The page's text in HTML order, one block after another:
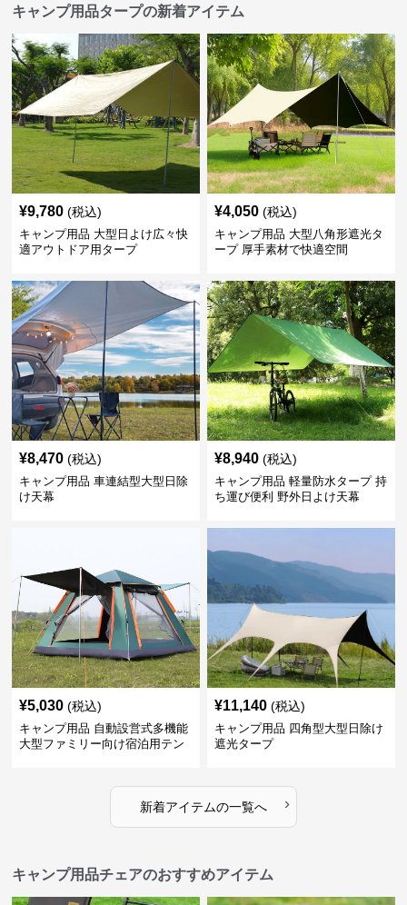
キャンプ用品タープの新着アイテム
¥9,780 (税込)
キャンプ用品 大型日よけ広々快
適アウトドア用タープ
¥4,050 (税込)
キャンプ用品 大型八角形遮光タ
ープ 厚手素材で快適空間
¥8,470 (税込)
キャンプ用品 車連結型大型日除
け天幕
¥8,940 (税込)
キャンプ用品 軽量防水タープ 持
ち運び便利 野外日よけ天幕
¥5,030 (税込)
キャンプ用品 自動設営式多機能
大型ファミリー向け宿泊用テン
¥11,140 (税込)
キャンプ用品 四角型大型日除け
遮光タープ
新着アイテムの一覧へ ›
キャンプ用品チェアのおすすめアイテム